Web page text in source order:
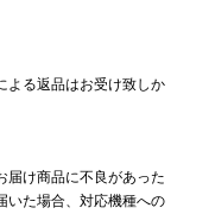
よる返品はお受け致しか
届け商品に不良があった
いた場合、対応機種への